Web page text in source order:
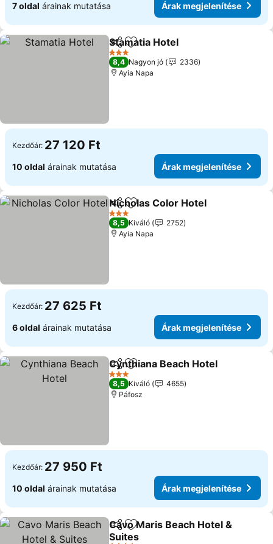
7 oldal árainak mutatása Árak megjelenítése
Megosztás
Hozzáadás a kedvencekhez
Stamatia Hotel
3 Kategória
8,4 Nagyon jó
2336
Ayia Napa
Kezdőár: 27 120 Ft
10 oldal árainak mutatása Árak megjelenítése
Megosztás
Hozzáadás a kedvencekhez
Nicholas Color Hotel
3 Kategória
8,5 Kiváló
2752
Ayia Napa
Kezdőár: 27 625 Ft
6 oldal árainak mutatása Árak megjelenítése
Megosztás
Hozzáadás a kedvencekhez
Cynthiana Beach Hotel
3 Kategória
8,5 Kiváló
4655
Páfosz
Kezdőár: 27 950 Ft
10 oldal árainak mutatása Árak megjelenítése
MegosztásHozzáadás a kedvencekhez
Cavo Maris Beach Hotel &
Suites